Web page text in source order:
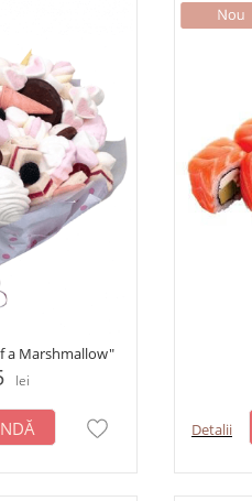
a Marshmallow"
lei
Detalii